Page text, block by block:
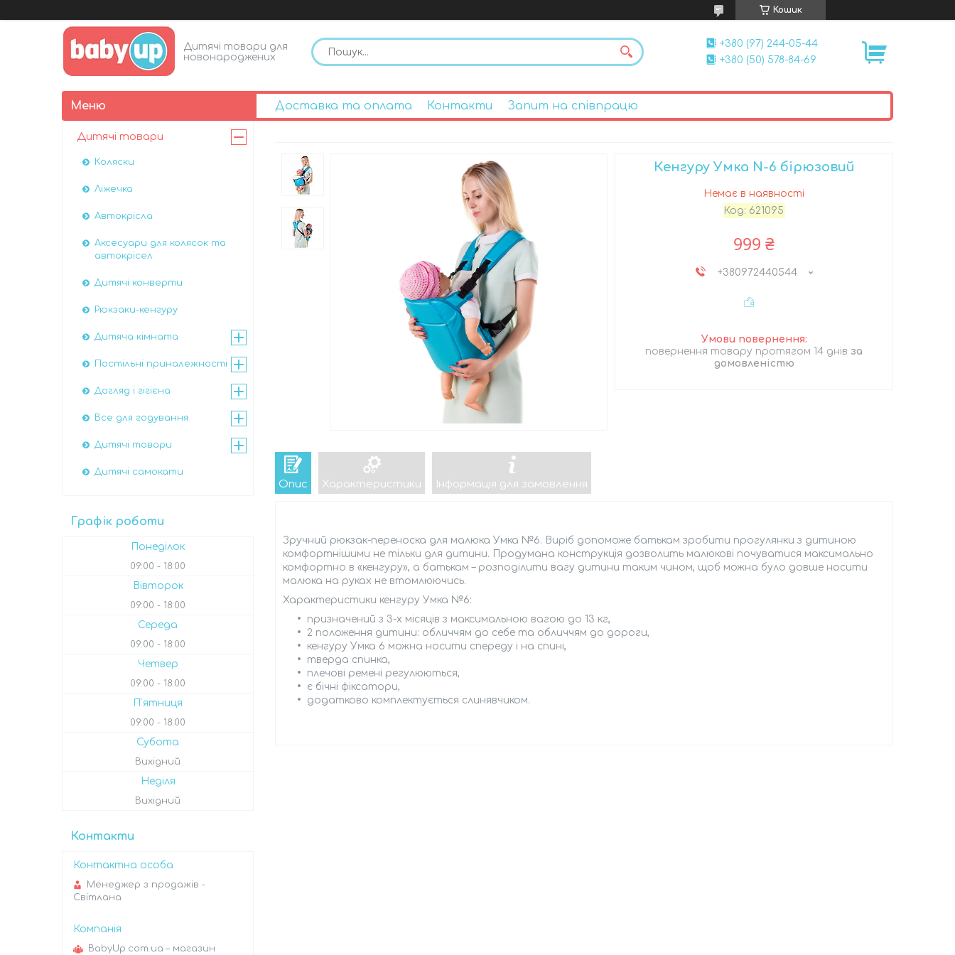
Кошик
Дитячі товари для
новонароджених
+380 (97) 244-05-44
+380 (50) 578-84-69
Доставка та оплата Контакти Запит на співпрацю
Кенгуру Умка N-6 бірюзовий
Немає в наявності
Код: 621095
999 ₴
+380972440544
повернення товару протягом 14 днів за
домовленістю
Опис Характеристики Інформація для замовлення
Зручний рюкзак-переноска для малюка Умка №6. Виріб допоможе батькам зробити прогулянки з дитиною
комфортнішими не тільки для дитини. Продумана конструкція дозволить малюкові почуватися максимально
комфортно в «кенгуру», а батькам – розподілити вагу дитини таким чином, щоб можна було довше носити
малюка на руках не втомлюючись.
Характеристики кенгуру Умка №6:
призначений з 3-х місяців з максимальною вагою до 13 кг,
2 положення дитини: обличчям до себе та обличчям до дороги,
кенгуру Умка 6 можна носити спереду і на спині,
тверда спинка,
плечові ремені регулюються,
є бічні фіксатори,
додатково комплектується слинявчиком.
Дитячі товари
Коляски
Ліжечка
Автокрісла
Аксесуари для колясок та
автокрісел
Дитячі конверти
Рюкзаки-кенгуру
Дитяча кімната
Постільні приналежності
Догляд і гігієна
Все для годування
Дитячі товари
Дитячі самокати
Графік роботи
Понеділок
09:00 18:00
Вівторок
09:00 18:00
Середа
09:00 18:00
Четвер
09:00 18:00
Пʼятниця
09:00 18:00
Субота
Вихідний
Неділя
Вихідний
Контакти
Менеджер з продажів -
Світлана
BabyUp.com.ua – магазин